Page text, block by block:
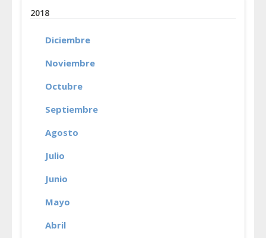
2018
Diciembre
Noviembre
Octubre
Septiembre
Agosto
Julio
Junio
Mayo
Abril